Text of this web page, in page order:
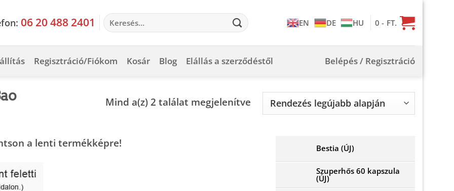
06 20 488 2401
Keresés
a
EN DE HU 0- FT.
Regisztráció/Fiókom Kosár Blog Elállás a szerződéstől Belépés / Regisztráció
Mind a(z) 2 találat megjelenítveSorted
a lenti termékképre!
Bestia (ÚJ)
Szuperhős 60 kapszula
(ÚJ)